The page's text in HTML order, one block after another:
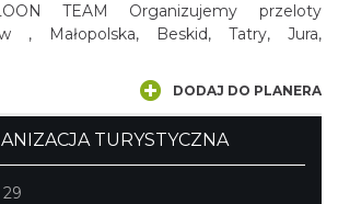
Organizujemy przeloty
, Małopolska, Beskid, Tatry, Jura,
DODAJ DO PLANERA
TURYSTYCZNA